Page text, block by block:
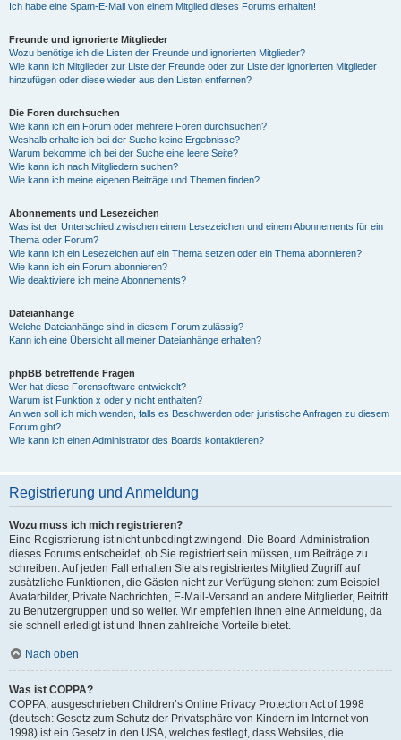
Ich habe eine Spam-E-Mail von einem Mitglied dieses Forums erhalten!
Freunde und ignorierte Mitglieder
Wozu benötige ich die Listen der Freunde und ignorierten Mitglieder?
Wie kann ich Mitglieder zur Liste der Freunde oder zur Liste der ignorierten Mitglieder
hinzufügen oder diese wieder aus den Listen entfernen?
Die Foren durchsuchen
Wie kann ich ein Forum oder mehrere Foren durchsuchen?
Weshalb erhalte ich bei der Suche keine Ergebnisse?
Warum bekomme ich bei der Suche eine leere Seite?
Wie kann ich nach Mitgliedern suchen?
Wie kann ich meine eigenen Beiträge und Themen finden?
Abonnements und Lesezeichen
Was ist der Unterschied zwischen einem Lesezeichen und einem Abonnements für ein
Thema oder Forum?
Wie kann ich ein Lesezeichen auf ein Thema setzen oder ein Thema abonnieren?
Wie kann ich ein Forum abonnieren?
Wie deaktiviere ich meine Abonnements?
Dateianhänge
Welche Dateianhänge sind in diesem Forum zulässig?
Kann ich eine Übersicht all meiner Dateianhänge erhalten?
phpBB betreffende Fragen
Wer hat diese Forensoftware entwickelt?
Warum ist Funktion x oder y nicht enthalten?
An wen soll ich mich wenden, falls es Beschwerden oder juristische Anfragen zu diesem
Forum gibt?
Wie kann ich einen Administrator des Boards kontaktieren?
Registrierung und Anmeldung
Wozu muss ich mich registrieren?
Eine Registrierung ist nicht unbedingt zwingend. Die Board-Administration
dieses Forums entscheidet, ob Sie registriert sein müssen, um Beiträge zu
schreiben. Auf jeden Fall erhalten Sie als registriertes Mitglied Zugriff auf
zusätzliche Funktionen, die Gästen nicht zur Verfügung stehen: zum Beispiel
Avatarbilder, Private Nachrichten, E-Mail-Versand an andere Mitglieder, Beitritt
zu Benutzergruppen und so weiter. Wir empfehlen Ihnen eine Anmeldung, da
sie schnell erledigt ist und Ihnen zahlreiche Vorteile bietet.
Nach oben
Was ist COPPA?
COPPA, ausgeschrieben Children’s Online Privacy Protection Act of 1998
(deutsch: Gesetz zum Schutz der Privatsphäre von Kindern im Internet von
1998) ist ein Gesetz in den USA, welches festlegt, dass Websites, die